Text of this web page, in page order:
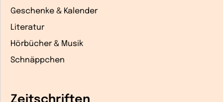
Geschenke & Kalender
Literatur
Hörbücher & Musik
Schnäppchen